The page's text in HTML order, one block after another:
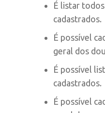
É listar
cadastrados.
É possível
geral dos
É possível
cadastrados.
É possível